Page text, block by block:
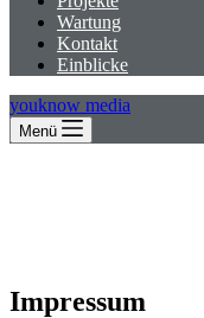
Wartung
Kontakt
Einblicke
youknow media
Menü
Impressum